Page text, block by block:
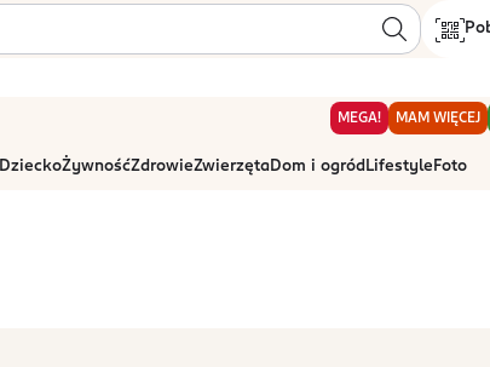
MEGA! MAM WIĘCEJ
DzieckoŻywnośćZdrowieZwierzętaDom i ogród Lifestyle Foto